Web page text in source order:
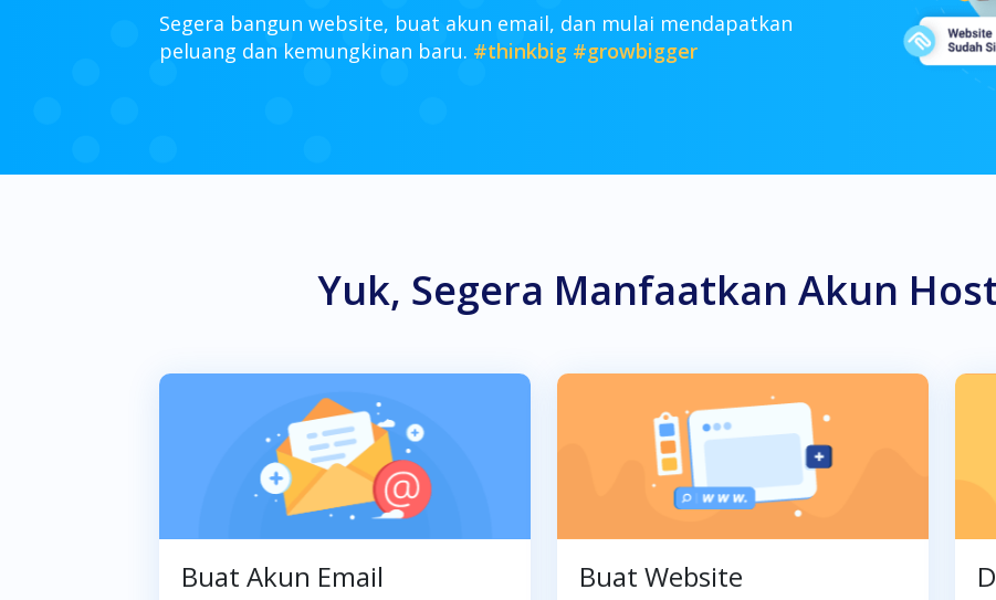
Segera bangun website, buat akun email, dan mulai mendapatkan
peluang dan kemungkinan baru. #thinkbig #growbigger
Yuk, Segera Manfaatkan Akun
Buat Akun Email Buat Website